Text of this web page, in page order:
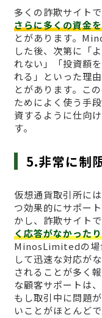
多くの詐欺サイト
さらに多くの資金
とがあります。
した後、次第に「
れない」「投資額
れる」といった理
とがあります。こ
ためによく使う手
資するように仕向
す。
5.非常に制
仮想通貨取引所に
つ効果的にサポー
かし、詐欺サイト
く応答がなかったり
MinosLimitedの場
して迅速な対応が
されることが多く
な顧客サポートは
もし取引中に問題
いことがほとんどで